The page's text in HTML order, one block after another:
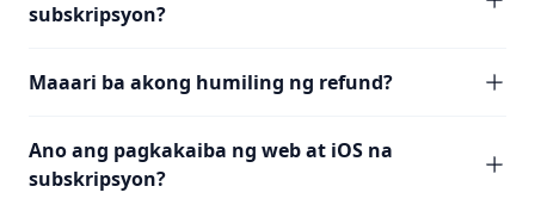
subskripsyon?
Maaari ba akong humiling ng refund?
Ano ang pagkakaiba ng web at iOS na
subskripsyon?